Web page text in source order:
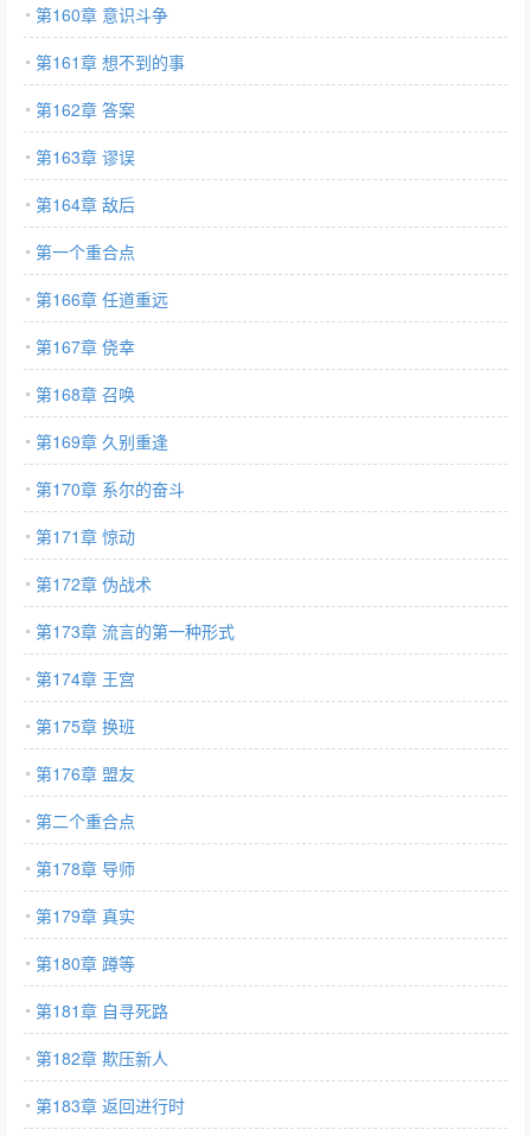
第160章 意识斗争
第161章 想不到的事
第162章 答案
第163章 谬误
第164章 敌后
第一个重合点
第166章 任道重远
第167章 侥幸
第168章 召唤
第169章 久别重逢
第170章 系尔的奋斗
第171章 惊动
第172章 伪战术
第173章 流言的第一种形式
第174章 王宫
第175章 换班
第176章 盟友
第二个重合点
第178章 导师
第179章 真实
第180章 蹲等
第181章 自寻死路
第182章 欺压新人
第183章 返回进行时